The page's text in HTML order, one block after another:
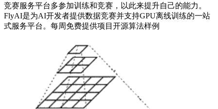
竞赛服务平台多参加训练和竞赛，以此来提升自己的能力。
FlyAI是为AI开发者提供数据竞赛并支持GPU离线训练的一站
式服务平台。每周免费提供项目开源算法样例